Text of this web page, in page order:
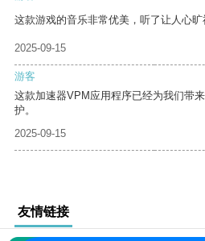
这款游戏的音乐非常优美，听了让人心旷
2025-09-15
游客
这款加速器VPM应用程序已经为我们带
护。
2025-09-15
友情链接